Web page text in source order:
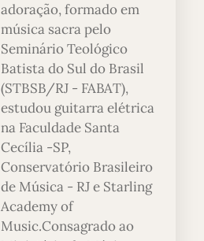
adoração, formado em
música sacra pelo
Seminário Teológico
Batista do Sul do Brasil
(STBSB/RJ - FABAT),
estudou guitarra elétrica
na Faculdade Santa
Cecília -SP,
Conservatório Brasileiro
de Música - RJ e Starling
Academy of
Music.Consagrado ao